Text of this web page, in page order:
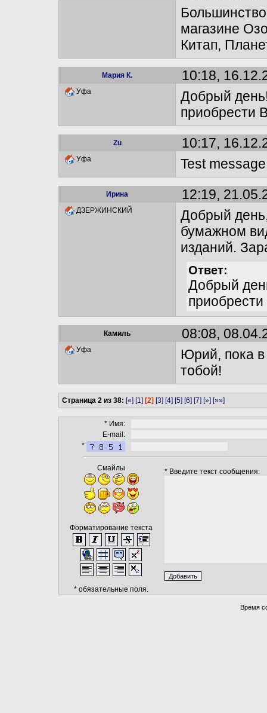
магазине
Китап,
Мария К. 10:18,
Уфа
Добрый
приобрести
Zu 10:17,
Уфа Test message
Ирина 12:19,
ДЗЕРЖИНСКИЙ
Добрый
бумажном
изданий.
Ответ:
Добрый
Камиль 08:08,
Уфа
Юрий, пока в
тобой!
Страница 2 из 38: [«] [1] [2] [3] [4] [5] [6] [7] [»] [»»]
* Имя:
E-mail:
*
Смайлы
Форматирование текста
* обязательные поля.
* Введите текст сообщения:
Время